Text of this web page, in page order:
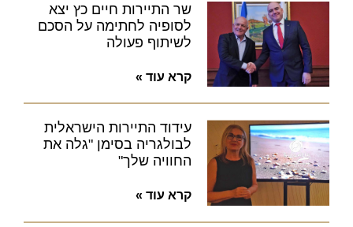
שר התיירות חיים כץ יצא
לסופיה לחתימה על הסכם
לשיתוף פעולה
קרא עוד »
עידוד התיירות הישראלית
לבולגריה בסימן "גלה את
החוויה שלך"
קרא עוד »